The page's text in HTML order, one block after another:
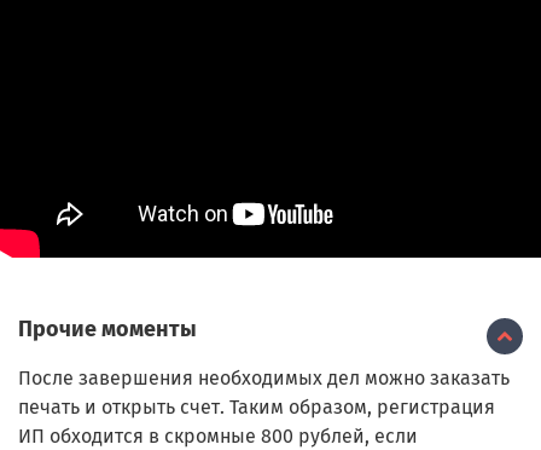
Прочие моменты
После завершения необходимых дел можно заказать
печать и открыть счет. Таким образом, регистрация
ИП обходится в скромные 800 рублей, если